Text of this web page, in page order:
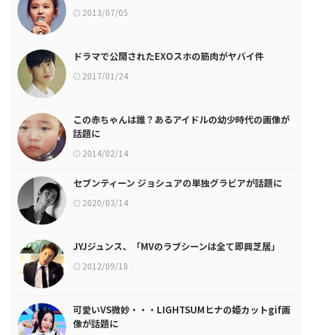
2013/07/05
ドラマで公開されたEXOスホの筋肉がヤバイ件
2017/01/24
この赤ちゃんは誰？あるアイドルの幼少時代の画像が
話題に
2014/02/14
セブンティーン ジョシュアの単独グラビアが話題に
2020/03/14
JYJジュンス、「MVのラブシーンは全て即興芝居」
2012/09/18
可愛いVS微妙・・・LIGHTSUMヒナの姫カットgif画
像が話題に